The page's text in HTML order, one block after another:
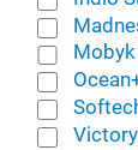
Add to Wishlist
Quick View
Mobyk
Victory